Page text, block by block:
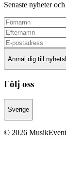
Senaste nyheter
Anmäl dig till
Följ oss
Sverige
© 2026